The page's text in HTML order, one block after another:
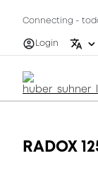
Connecting -
Login
RADOX